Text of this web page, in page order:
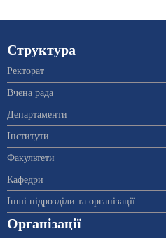
Структура
Ректорат
Вчена рада
Департаменти
Інститути
Факультети
Кафедри
Інші підрозділи та організації
Організації